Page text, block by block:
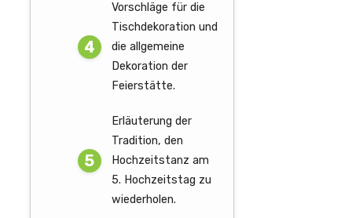
Vorschläge für die
Tischdekoration und
die allgemeine
Dekoration der
Feierstätte.
Erläuterung der
Tradition, den
Hochzeitstanz am
5. Hochzeitstag zu
wiederholen.